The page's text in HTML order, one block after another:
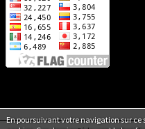
En poursuivant votre navigation sur